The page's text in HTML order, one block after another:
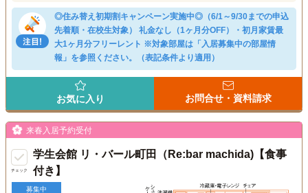
◎住み替え初期割キャンペーン実施中◎（6/1～9/30までの申込
先着順・在校生対象） 礼金なし（1ヶ月分OFF）・初月家賃最
大1ヶ月分フリーレント ※対象部屋は「入居募集中の部屋情
報」を参照ください。（表記条件より適用）
お気に入り お問合せ・資料請求
チェック
来春入居予約受付
学生会館 リ・バール町田（Re:bar machida)【食事
付き】
募集中